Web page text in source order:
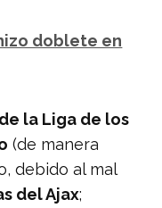
hizo doblete en
la Liga de los
(de manera
debido al mal
del Ajax;